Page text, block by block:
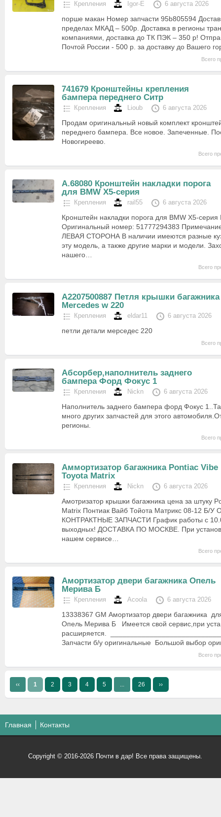
Крепления Igor-E 6 августа 2026
порше макан Номер запчасти 95b805594
пределах МКАД – 500р. Доставка в регионы
компаниями, доставка до ТК ПЭК – 350 р!
Почтой России - 500 р. за доставку до Вашего
Всего
741679 Кронштейны крепления
бампера переднего Ситр
Крепления Lioub 6 августа 2026
Продам оригинальный новый комплект
переднего бампера. Все новое. Запеченные.
Новогиреево.
Всего
А.68080 Кронштейн накладки порога
для BMW X5-серия
Крепления rail55 6 августа 2026
Кронштейн накладки порога для BMW X5-
Оригинальный номер: 51777294383
ЛЕВАЯ СТОРОНА В наличии имеются разные
эту модель, а также другие марки и модели.
нашего…
Всего
A2207500887 Петля крышки багажника
Mercedes w 220
Крепления eldar11 6 августа 2026
петли детали мерседес 220
Всего
Абсорбер,наполнитель заднего
бампера Форд Фокус 1
Крепления Nickn 6 августа 2026
Наполнитель заднего бампера форд Фокус
много других запчастей для этого
регионы.
Всего
Аммортизатор багажника Pontiac Vibe
Toyota Matrix
Крепления Nickn 6 августа 2026
Амотризатор крышки багажника цена за штуку
Matrix Понтиак Вайб Тойота Матрикс 08-12 Б/
КОНТРАКТНЫЕ ЗАПЧАСТИ График работы с
выходных! ДОСТАВКА ПО МОСКВЕ. При
нашем сервисе…
Всего
Амортизатор двери багажника Опель
Мерива Б
Крепления Acoola 6 августа 2026
13338367 GM Амортизатор двери багажника
Опель Мерива Б Имеется свой сервис,при
расширяется.
Запчасти б/у оригинальные Большой выбор
Всего
‹‹ 1 2 3 4 5 26 ››
Главная Контакты
Copyright © 2016-2026 Почти в дар! Все права защищены.